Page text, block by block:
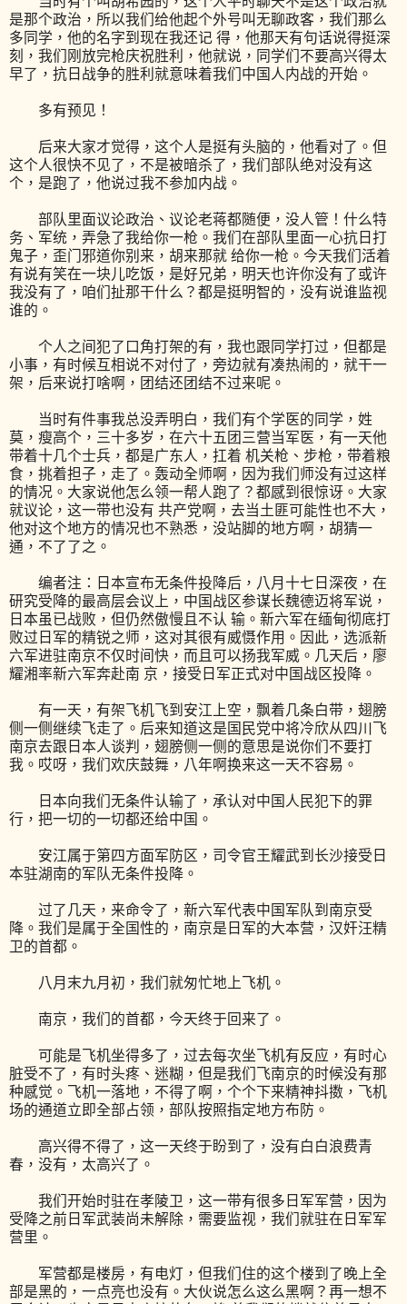
是那个政治，所以我们给他起个外号叫无聊政客，我们那么
多同学，他的名字到现在我还记 得，他那天有句话说得挺深
刻，我们刚放完枪庆祝胜利，他就说，同学们不要高兴得太
早了，抗日战争的胜利就意味着我们中国人内战的开始。
多有预见！
后来大家才觉得，这个人是挺有头脑的，他看对了。但
这个人很快不见了，不是被暗杀了，我们部队绝对没有这
个，是跑了，他说过我不参加内战。
部队里面议论政治、议论老蒋都随便，没人管！什么特
务、军统，弄急了我给你一枪。我们在部队里面一心抗日打
鬼子，歪门邪道你别来，胡来那就 给你一枪。今天我们活着
有说有笑在一块儿吃饭，是好兄弟，明天也许你没有了或许
我没有了，咱们扯那干什么？都是挺明智的，没有说谁监视
谁的。
个人之间犯了口角打架的有，我也跟同学打过，但都是
小事，有时候互相说不对付了，旁边就有凑热闹的，就干一
架，后来说打啥啊，团结还团结不过来呢。
当时有件事我总没弄明白，我们有个学医的同学，姓
莫，瘦高个，三十多岁，在六十五团三营当军医，有一天他
带着十几个士兵，都是广东人，扛着 机关枪、步枪，带着粮
食，挑着担子，走了。轰动全师啊，因为我们师没有过这样
的情况。大家说他怎么领一帮人跑了？都感到很惊讶。大家
就议论，这一带也没有 共产党啊，去当土匪可能性也不大，
他对这个地方的情况也不熟悉，没站脚的地方啊，胡猜一
通，不了了之。
编者注：日本宣布无条件投降后，八月十七日深夜，在
研究受降的最高层会议上，中国战区参谋长魏德迈将军说，
日本虽已战败，但仍然傲慢且不认 输。新六军在缅甸彻底打
败过日军的精锐之师，这对其很有威慑作用。因此，选派新
六军进驻南京不仅时间快，而且可以扬我军威。几天后，廖
耀湘率新六军奔赴南 京，接受日军正式对中国战区投降。
有一天，有架飞机飞到安江上空，飘着几条白带，翅膀
侧一侧继续飞走了。后来知道这是国民党中将冷欣从四川飞
南京去跟日本人谈判，翅膀侧一侧的意思是说你们不要打
我。哎呀，我们欢庆鼓舞，八年啊换来这一天不容易。
日本向我们无条件认输了，承认对中国人民犯下的罪
行，把一切的一切都还给中国。
安江属于第四方面军防区，司令官王耀武到长沙接受日
本驻湖南的军队无条件投降。
过了几天，来命令了，新六军代表中国军队到南京受
降。我们是属于全国性的，南京是日军的大本营，汉奸汪精
卫的首都。
八月末九月初，我们就匆忙地上飞机。
南京，我们的首都，今天终于回来了。
可能是飞机坐得多了，过去每次坐飞机有反应，有时心
脏受不了，有时头疼、迷糊，但是我们飞南京的时候没有那
种感觉。飞机一落地，不得了啊，个个下来精神抖擞，飞机
场的通道立即全部占领，部队按照指定地方布防。
高兴得不得了，这一天终于盼到了，没有白白浪费青
春，没有，太高兴了。
我们开始时驻在孝陵卫，这一带有很多日军军营，因为
受降之前日军武装尚未解除，需要监视，我们就驻在日军军
营里。
军营都是楼房，有电灯，但我们住的这个楼到了晚上全
部是黑的，一点亮也没有。大伙说怎么这么黑啊？再一想不